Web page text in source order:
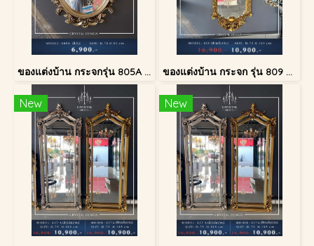
ของแต่งบ้าน กระจกรุ่น 805A สีเงินโบราณ ของแต่งบ้าน กระจก รุ่น 809 สีทองโบราณ
New New